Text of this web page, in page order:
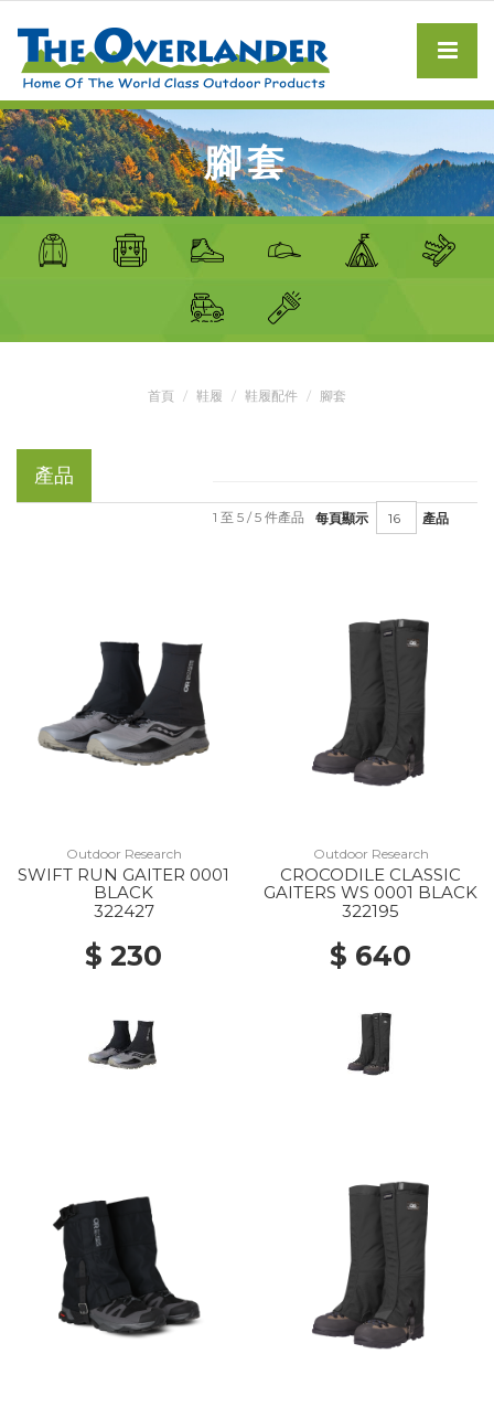
腳套
首頁 鞋履 鞋履配件 腳套
產品
每頁顯示 產品
1 至 5 / 5 件產品
Outdoor Research
SWIFT RUN GAITER 0001
BLACK
322427
$ 230
Outdoor Research
CROCODILE CLASSIC
GAITERS WS 0001 BLACK
322195
$ 640